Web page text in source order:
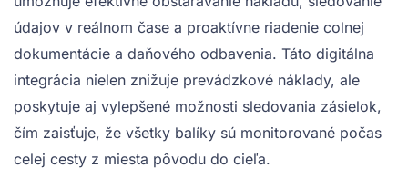
údajov v reálnom čase a proaktívne riadenie colnej
dokumentácie a daňového odbavenia. Táto digitálna
integrácia nielen znižuje prevádzkové náklady, ale
poskytuje aj vylepšené možnosti sledovania zásielok,
čím zaisťuje, že všetky balíky sú monitorované počas
celej cesty z miesta pôvodu do cieľa.